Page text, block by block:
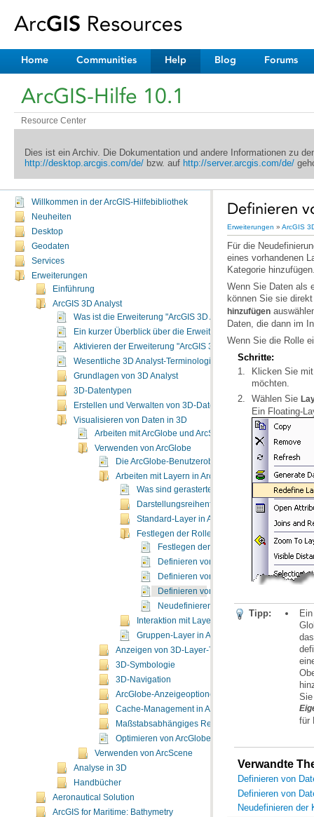
Home Communities Help Blog Forums
ArcGIS-Hilfe 10.1
Resource Center
Dies ist ein Archiv. Die Dokumentation und andere Informationen zu
http://desktop.arcgis.com/de/bzw. auf http://server.arcgis.com/de/
Willkommen in der ArcGIS-Hilfebibliothek
Neuheiten
Desktop
Geodaten
Services
Erweiterungen
Einführung
ArcGIS 3D Analyst
Was ist die Erweiterung "ArcGIS 3D Analyst"?
Ein kurzer Überblick über die Erweiterung "ArcGIS 3D Analyst"
Aktivieren der Erweiterung "ArcGIS 3D Analyst"
Wesentliche 3D Analyst-Terminologie
Grundlagen von 3D Analyst
3D-Datentypen
Erstellen und Verwalten von 3D-Daten
Visualisieren von Daten in 3D
Arbeiten mit ArcGlobe und ArcScene
Verwenden von ArcGlobe
Die ArcGlobe-Benutzeroberfläche
Arbeiten mit Layern in ArcGlobe
Was sind gerasterte 3D-Layer in ArcGlobe?
Darstellungsreihenfolge von Layern in 3D
Standard-Layer in ArcGlobe
Festlegen der Rolle eines 3D-Layers
Festlegen der Rolle eines 3D-Layers
Definieren von Daten als Höhen-Layer
Definieren von Daten als drapierten
Definieren von Layern als Floating-
Neudefinieren der Kategorie eines
Interaktion mit Layer-Inhalten in ArcGlobe
Gruppen-Layer in ArcGlobe
Anzeigen von 3D-Layer-Typen
3D-Symbologie
3D-Navigation
ArcGlobe-Anzeigeoptionen
Cache-Management in ArcGlobe
Maßstabsabhängiges Rendern in ArcGlobe
Optimieren von ArcGlobe
Verwenden von ArcScene
Analyse in 3D
Handbücher
Aeronautical Solution
ArcGIS for Maritime: Bathymetry
Definieren
Erweiterungen » ArcGIS
Kategorie
können Sie sie
hinzufügen
Daten, die dann im
Wenn Sie die Rolle
Schritte:
möchten.
Wählen Sie
Ein Floating-
Tipp:
für
Verwandte
Definieren von
Definieren von
Neudefinieren